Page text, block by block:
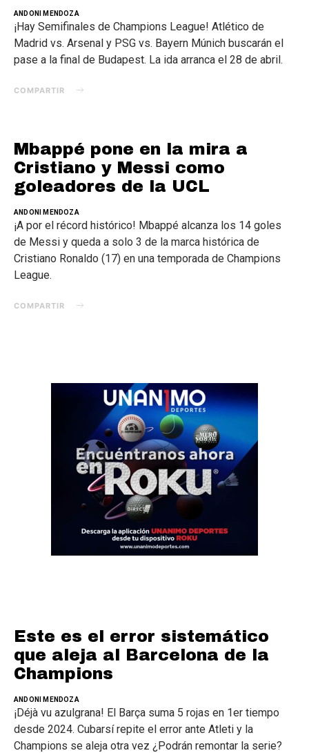
ANDONI MENDOZA
¡Hay Semifinales de Champions League! Atlético de
Madrid vs. Arsenal y PSG vs. Bayern Múnich buscarán el
pase a la final de Budapest. La ida arranca el 28 de abril.
COMPARTIR
Mbappé pone en la mira a
Cristiano y Messi como
goleadores de la UCL
ANDONI MENDOZA
¡A por el récord histórico! Mbappé alcanza los 14 goles
de Messi y queda a solo 3 de la marca histórica de
Cristiano Ronaldo (17) en una temporada de Champions
League.
COMPARTIR
Este es el error sistemático
que aleja al Barcelona de la
Champions
ANDONI MENDOZA
¡Déjà vu azulgrana! El Barça suma 5 rojas en 1er tiempo
desde 2024. Cubarsí repite el error ante Atleti y la
Champions se aleja otra vez ¿Podrán remontar la serie?